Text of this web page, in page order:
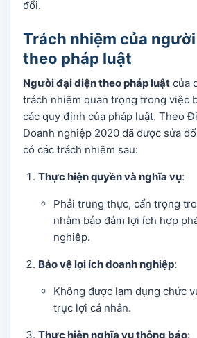
đổi.
Trách nhiệm của
theo pháp luật
Người đại diện theo pháp luật của
trách nhiệm quan trọng trong việc
các quy định của pháp luật. Theo
Doanh nghiệp 2020 đã được sửa
có các trách nhiệm sau:
Thực hiện quyền và nghĩa vụ:
Phải trung thực, cẩn trọng
nhằm bảo đảm lợi ích hợp
nghiệp.
Bảo vệ lợi ích doanh nghiệp:
Không được lạm dụng chức
trục lợi cá nhân.
Thực hiện nghĩa vụ thông báo: